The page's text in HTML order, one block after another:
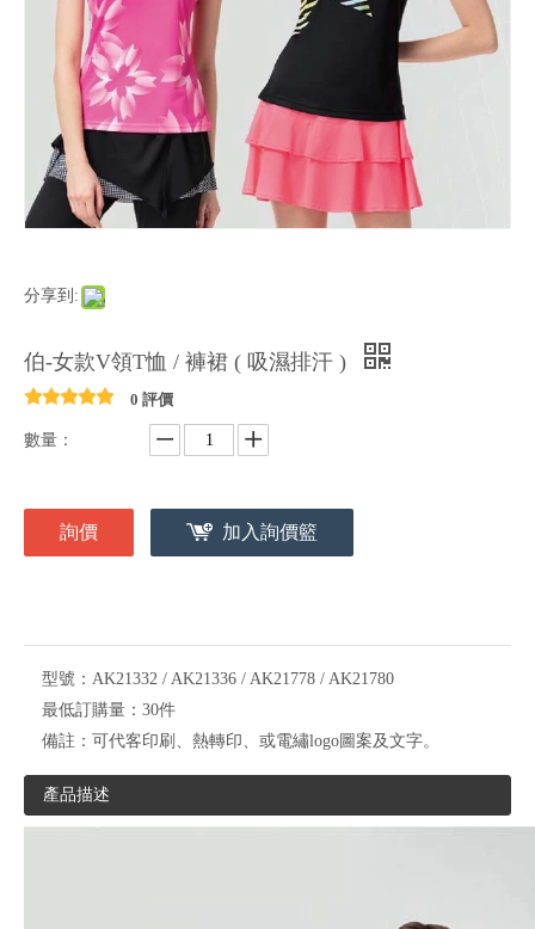
分享到:
伯-女款V領T恤 / 褲裙 ( 吸濕排汗 )
0 評價
數量：
詢價 加入詢價籃
型號： AK21332 / AK21336 / AK21778 / AK21780
最低訂購量： 30件
備註： 可代客印刷、熱轉印、或電繡logo圖案及文字。
產品描述